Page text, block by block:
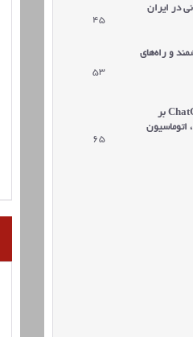
در ایران
45
و راه‌های
53
بر
اتوماسیون
65